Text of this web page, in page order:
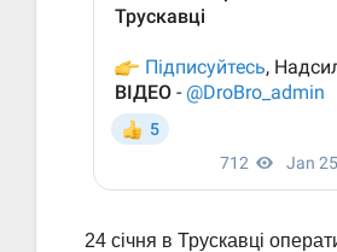
24 січня в Трускавці